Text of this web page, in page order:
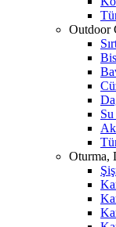
Outdoor
Oturma,